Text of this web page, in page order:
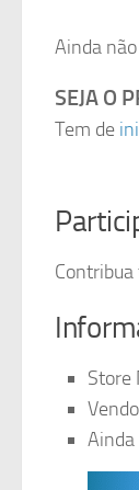
Ainda
SEJA O
Tem de
Store
Ainda